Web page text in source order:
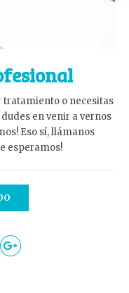
tratamiento o necesitas
en venir a vernos
Eso sí, llámanos
esperamos!